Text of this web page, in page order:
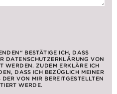
BESTÄTIGE ICH, DASS
DATENSCHUTZERKLÄRUNG VON A
ZUDEM ERKLÄRE ICH M
DASS ICH BEZÜGLICH MEINER A
VON MIR BEREITGESTELLTEN I
WERDE.